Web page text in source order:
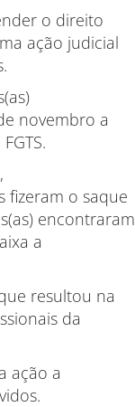
o direito
ação judicial
novembro a
fizeram o saque
encontraram
a
resultou na
da
ação a